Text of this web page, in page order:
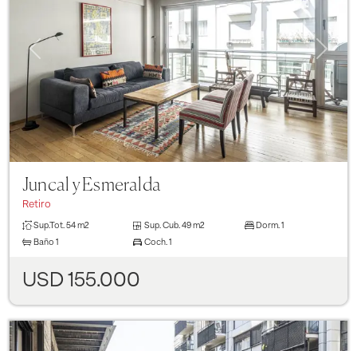
Previous Next
Juncal y Esmeralda
Retiro
Sup.Tot. 54 m2 Sup. Cub. 49 m2 Dorm. 1
Baño 1 Coch. 1
USD 155.000